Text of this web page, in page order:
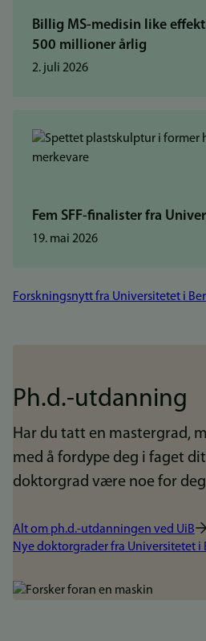
Billig MS-medisin like
500 millioner årlig
2. juli 2026
Fem SFF-finalister fra
19. mai 2026
Forskningsnytt fra Universitetet i
Ph.d.-utdanning
Har du tatt en mastergrad,
med å fordype deg i faget
doktorgrad være noe for
Alt om ph.d.-utdanningen ved UiB
Nye doktorgrader fra Universitetet i
Bilde